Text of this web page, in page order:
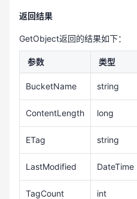
返回结果
GetObject返回的结果如下：
参数 类型
BucketName string
ContentLength long
ETag string
LastModified DateTime
TagCount int